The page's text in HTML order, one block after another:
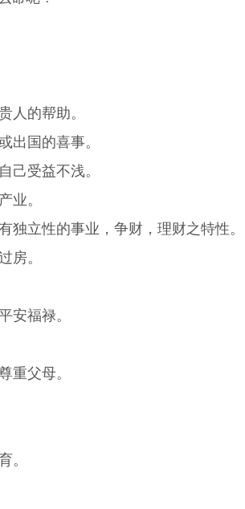
人的帮助。
出国的喜事。
己受益不浅。
业。
独立性的事业，争财，理财之特性。
房。
安福禄。
重父母。
。